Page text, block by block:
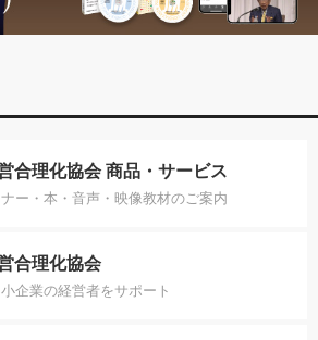
合理化協会 商品・サービス
ー・本・音声・映像教材のご案内
合理化協会
企業の経営者をサポート